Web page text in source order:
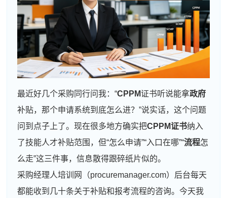
最近好几个采购同行问我：“CPPM证书听说能拿政府
补贴，那个申请系统到底怎么进？”说实话，这个问题
问到点子上了。现在很多地方确实把CPPM证书纳入
了技能人才补贴范围，但“怎么申请”“入口在哪”“流程怎
么走”这三件事，信息散得跟碎纸片似的。
采购经理人培训网（procuremanager.com）后台每天
都能收到几十条关于补贴和报考流程的咨询。今天我